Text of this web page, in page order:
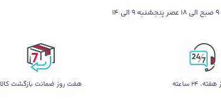
هفت روز ضمانت بازگشت کالا